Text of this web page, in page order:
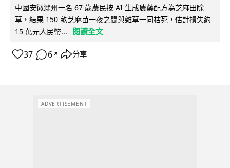
中國安徽滁州一名 67 歲農民按 AI 生成農藥配方為芝麻田除
草，結果 150 畝芝麻苗一夜之間與雜草一同枯死，估計損失約
15 萬元人民幣...
閱讀全文
37 6 ↗ 分享
ADVERTISEMENT